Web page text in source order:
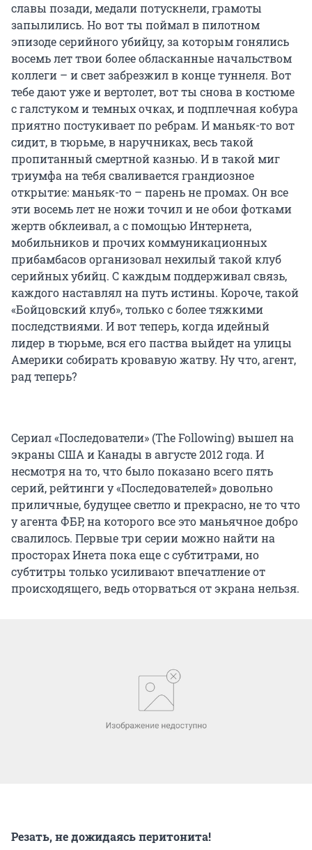
славы позади, медали потускнели, грамоты
запылились. Но вот ты поймал в пилотном
эпизоде серийного убийцу, за которым гонялись
восемь лет твои более обласканные начальством
коллеги – и свет забрезжил в конце туннеля. Вот
тебе дают уже и вертолет, вот ты снова в костюме
с галстуком и темных очках, и подплечная кобура
приятно постукивает по ребрам. И маньяк-то вот
сидит, в тюрьме, в наручниках, весь такой
пропитанный смертной казнью. И в такой миг
триумфа на тебя сваливается грандиозное
открытие: маньяк-то – парень не промах. Он все
эти восемь лет не ножи точил и не обои фотками
жертв обклеивал, а с помощью Интернета,
мобильников и прочих коммуникационных
прибамбасов организовал нехилый такой клуб
серийных убийц. С каждым поддерживал связь,
каждого наставлял на путь истины. Короче, такой
«Бойцовский клуб», только с более тяжкими
последствиями. И вот теперь, когда идейный
лидер в тюрьме, вся его паства выйдет на улицы
Америки собирать кровавую жатву. Ну что, агент,
рад теперь?
Сериал «Последователи» (The Following) вышел на
экраны США и Канады в августе 2012 года. И
несмотря на то, что было показано всего пять
серий, рейтинги у «Последователей» довольно
приличные, будущее светло и прекрасно, не то что
у агента ФБР, на которого все это маньячное добро
свалилось. Первые три серии можно найти на
просторах Инета пока еще с субтитрами, но
субтитры только усиливают впечатление от
происходящего, ведь оторваться от экрана нельзя.
Резать, не дожидаясь перитонита!